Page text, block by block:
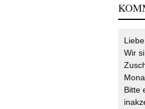
Wir
Bitte